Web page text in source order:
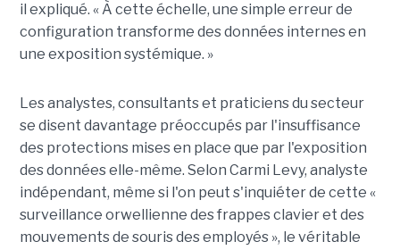
il expliqué. « À cette échelle, une simple erreur de
configuration transforme des données internes en
une exposition systémique. »
Les analystes, consultants et praticiens du secteur
se disent davantage préoccupés par l'insuffisance
des protections mises en place que par l'exposition
des données elle-même. Selon Carmi Levy, analyste
indépendant, même si l'on peut s'inquiéter de cette «
surveillance orwellienne des frappes clavier et des
mouvements de souris des employés », le véritable